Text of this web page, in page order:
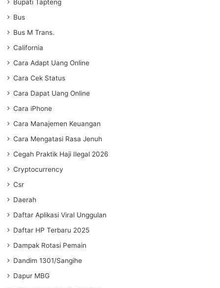
Bupati Tapteng
Bus
Bus M Trans.
California
Cara Adapt Uang Online
Cara Cek Status
Cara Dapat Uang Online
Cara iPhone
Cara Manajemen Keuangan
Cara Mengatasi Rasa Jenuh
Cegah Praktik Haji Ilegal 2026
Cryptocurrency
Csr
Daerah
Daftar Aplikasi Viral Unggulan
Daftar HP Terbaru 2025
Dampak Rotasi Pemain
Dandim 1301/Sangihe
Dapur MBG